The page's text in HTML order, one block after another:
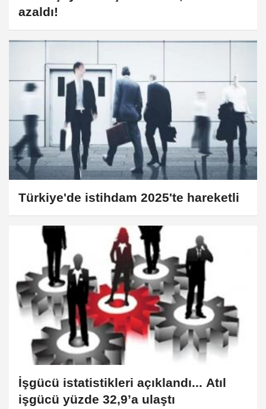
azaldı!
Türkiye'de istihdam 2025'te hareketli
İşgücü istatistikleri açıklandı... Atıl
işgücü yüzde 32,9’a ulaştı